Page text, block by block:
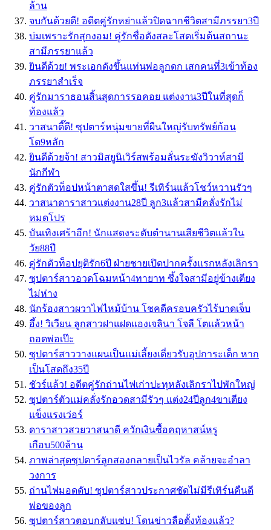
ล้าน
จบกันด้วยดี! อดีตคู่รักหย่าแล้วปิดฉากชีวิตสามีภรรยา3ปี
บ่มเพราะรักสุกงอม! คู่รักชื่อดังสละโสดเริ่มต้นสถานะ
สามีภรรยาแล้ว
ยินดีด้วย! พระเอกดังขึ้นแท่นพ่อลูกดก เสกคนที่3เข้าท้อง
ภรรยาสำเร็จ
คู่รักมาราธอนสิ้นสุดการรอคอย แต่งงาน3ปีในที่สุดก็
ท้องแล้ว
วาสนาดี๊ดี! ซุปตาร์หนุ่มขายที่ผืนใหญ่รับทรัพย์ก้อน
โต9หลัก
ยินดีด้วยจ้า! สาวมิสยูนิเวิร์สพร้อมลั่นระฆังวิวาห์สามี
นักกีฬา
คู่รักตัวท็อปหน้าตาสดใสขึ้น! รีเทิร์นแล้วโชว์หวานรัวๆ
วาสนาดาราสาวแต่งงาน28ปี ลูก3แล้วสามีคลั่งรักไม่
หมดโปร
บันเทิงเศร้าอีก! นักแสดงระดับตำนานเสียชีวิตแล้วใน
วัย88ปี
คู่รักตัวท็อปยุติรัก6ปี ฝ่ายชายเปิดปากครั้งแรกหลังเลิกรา
ซุปตาร์สาวอวดโฉมหน้า4ทายาท ซึ้งใจสามีอยู่ข้างเตียง
ไม่ห่าง
นักร้องสาวผวาไฟไหม้บ้าน โชคดีครอบครัวไร้บาดเจ็บ
อึ้ง! วิเวียน ลูกสาวฝาแฝดแองเจลินา โจลี โตแล้วหน้า
ถอดพ่อเป๊ะ
ซุปตาร์สาววางแผนเป็นแม่เลี้ยงเดี่ยวรับอุปการะเด็ก หาก
เป็นโสดถึง35ปี
ชัวร์แล้ว! อดีตคู่รักถ่านไฟเก่าปะทุหลังเลิกราไปพักใหญ่
ซุปตาร์ตัวแม่คลั่งรักอวดสามีรัวๆ แต่ง24ปีลูก4ขาเตียง
แข็งแรงเว่อร์
ดาราสาวสวยวาสนาดี ควักเงินซื้อคฤหาสน์หรู
เกือบ500ล้าน
ภาพล่าสุดซุปตาร์ลูกสองกลายเป็นไวรัล คล้ายจะอำลา
วงการ
ถ่านไฟมอดดับ! ซุปตาร์สาวประกาศชัดไม่มีรีเทิร์นคืนดี
พ่อของลูก
ซุปตาร์สาวตอบกลับแซ่บ! โดนข่าวลือตั้งท้องแล้ว?